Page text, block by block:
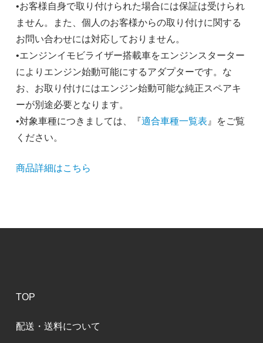
•お客様自身で取り付けられた場合には保証は受けられ
ません。また、個人のお客様からの取り付けに関する
お問い合わせには対応しておりません。
•エンジンイモビライザー搭載車をエンジンスターター
によりエンジン始動可能にするアダプターです。な
お、お取り付けにはエンジン始動可能な純正スペアキ
ーが別途必要となります。
•対象車種につきましては、『適合車種一覧表 』をご覧
ください。
商品詳細はこちら
TOP
配送・送料について